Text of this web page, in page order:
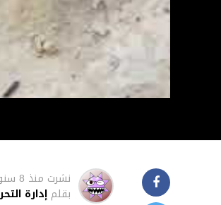
نشرت منذ 8 سنوات
بقلم إدارة